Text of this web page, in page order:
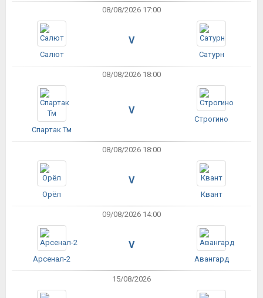
08/08/2026 17:00
Салют
V
Сатурн
08/08/2026 18:00
Спартак Тм
V
Строгино
08/08/2026 18:00
Орёл
V
Квант
09/08/2026 14:00
Арсенал-2
V
Авангард
15/08/2026